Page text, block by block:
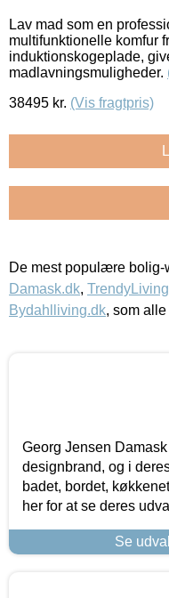
Lav mad som en
multifunktionelle komfur
induktionskogeplade,
madlavningsmuligheder.
38495 kr. (Vis fragtpris)
De mest populære
Damask.dk,
Bydahlliving.dk, som
Georg Jensen
designbrand, og i
badet, bordet,
her for at se deres
Se